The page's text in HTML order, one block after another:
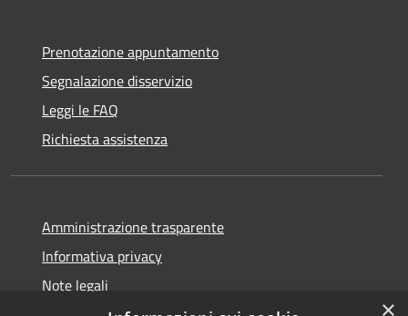
Prenotazione appuntamento
Segnalazione disservizio
Leggi le FAQ
Richiesta assistenza
Amministrazione trasparente
Informativa privacy
Note legali
×